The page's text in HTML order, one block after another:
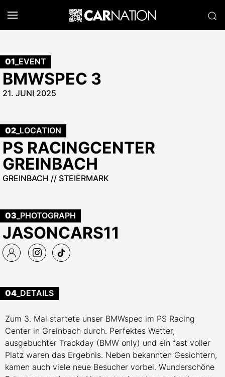
01 _EVENT
BMWSPEC 3
21. JUNI 2025
02 _LOCATION
PS RACINGCENTER
GREINBACH
GREINBACH // STEIERMARK
03 _PHOTOGRAPH
JASONCARS11
04 _DETAILS
Zum 3. Mal startete unser BMWspec im PS Racing
Center in Greinbach durch. Perfektes Wetter,
ausgebuchter Trackday (BMW only) und ein fast voller
Platz waren das Ergebnis. Neben bekannten Gesichtern,
kamen auch viele neue Besucher vorbei. Wunderschöne